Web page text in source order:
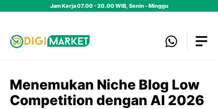
Jam Kerja 07.00 - 20.00 WIB, Senin - Minggu
Menemukan Niche Blog Low
Competition dengan AI 2026